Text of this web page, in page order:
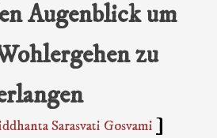
Augenblick um
zu
Sarasvati Gosvami